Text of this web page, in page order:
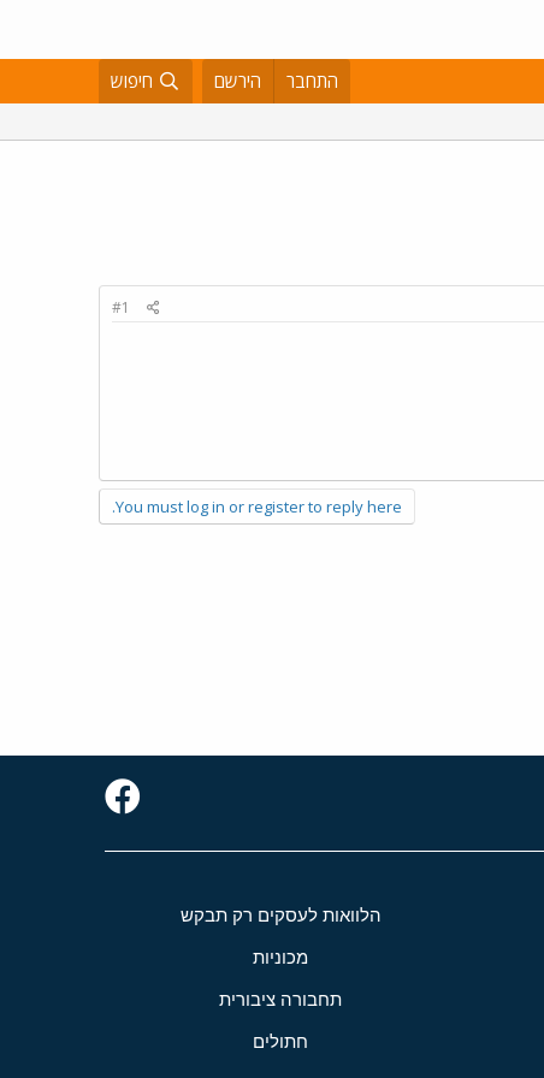
התחבר הירשם חיפוש
#1
You must log in or register to reply here.
הלוואות לעסקים רק תבקש
מכוניות
תחבורה ציבורית
חתולים